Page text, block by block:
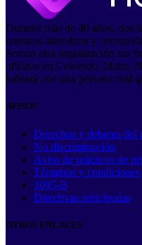
Durante más de 40 años, nos
nuestros miembros y
Somos una organización sin
oficinas en Colorado, Idaho,
hablará con una persona real
AVISOS
Derechos y deberes del
No discriminación
Aviso de prácticas de
Términos y condiciones
1095-B
Directivas anticipadas
OTROS ENLACES